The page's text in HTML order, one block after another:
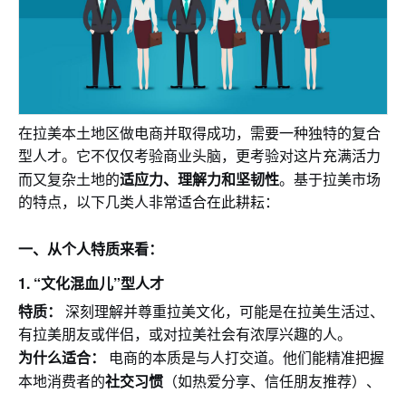
在拉美本土地区做电商并取得成功，需要一种独特的复合
型人才。它不仅仅考验商业头脑，更考验对这片充满活力
而又复杂土地的适应力、理解力和坚韧性。基于拉美市场
的特点，以下几类人非常适合在此耕耘：
一、从个人特质来看：
1. “文化混血儿”型人才
特质：
深刻理解并尊重拉美文化，可能是在拉美生活过、
有拉美朋友或伴侣，或对拉美社会有浓厚兴趣的人。
为什么适合：
电商的本质是与人打交道。他们能精准把握
本地消费者的社交习惯 （如热爱分享、信任朋友推荐）、